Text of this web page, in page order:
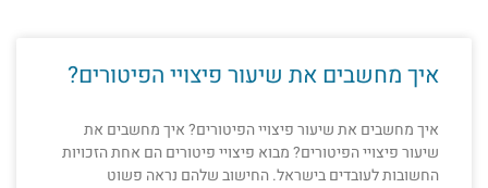
איך מחשבים את שיעור פיצויי הפיטורים?
איך מחשבים את שיעור פיצויי הפיטורים? איך מחשבים את
שיעור פיצויי הפיטורים? מבוא פיצויי פיטורים הם אחת הזכויות
החשובות לעובדים בישראל. החישוב שלהם נראה פשוט